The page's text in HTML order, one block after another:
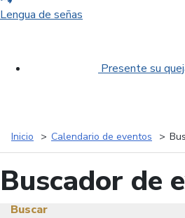
Lengua de señas
Presente su
Inicio Calendario de eventos
Buscador de
Buscar